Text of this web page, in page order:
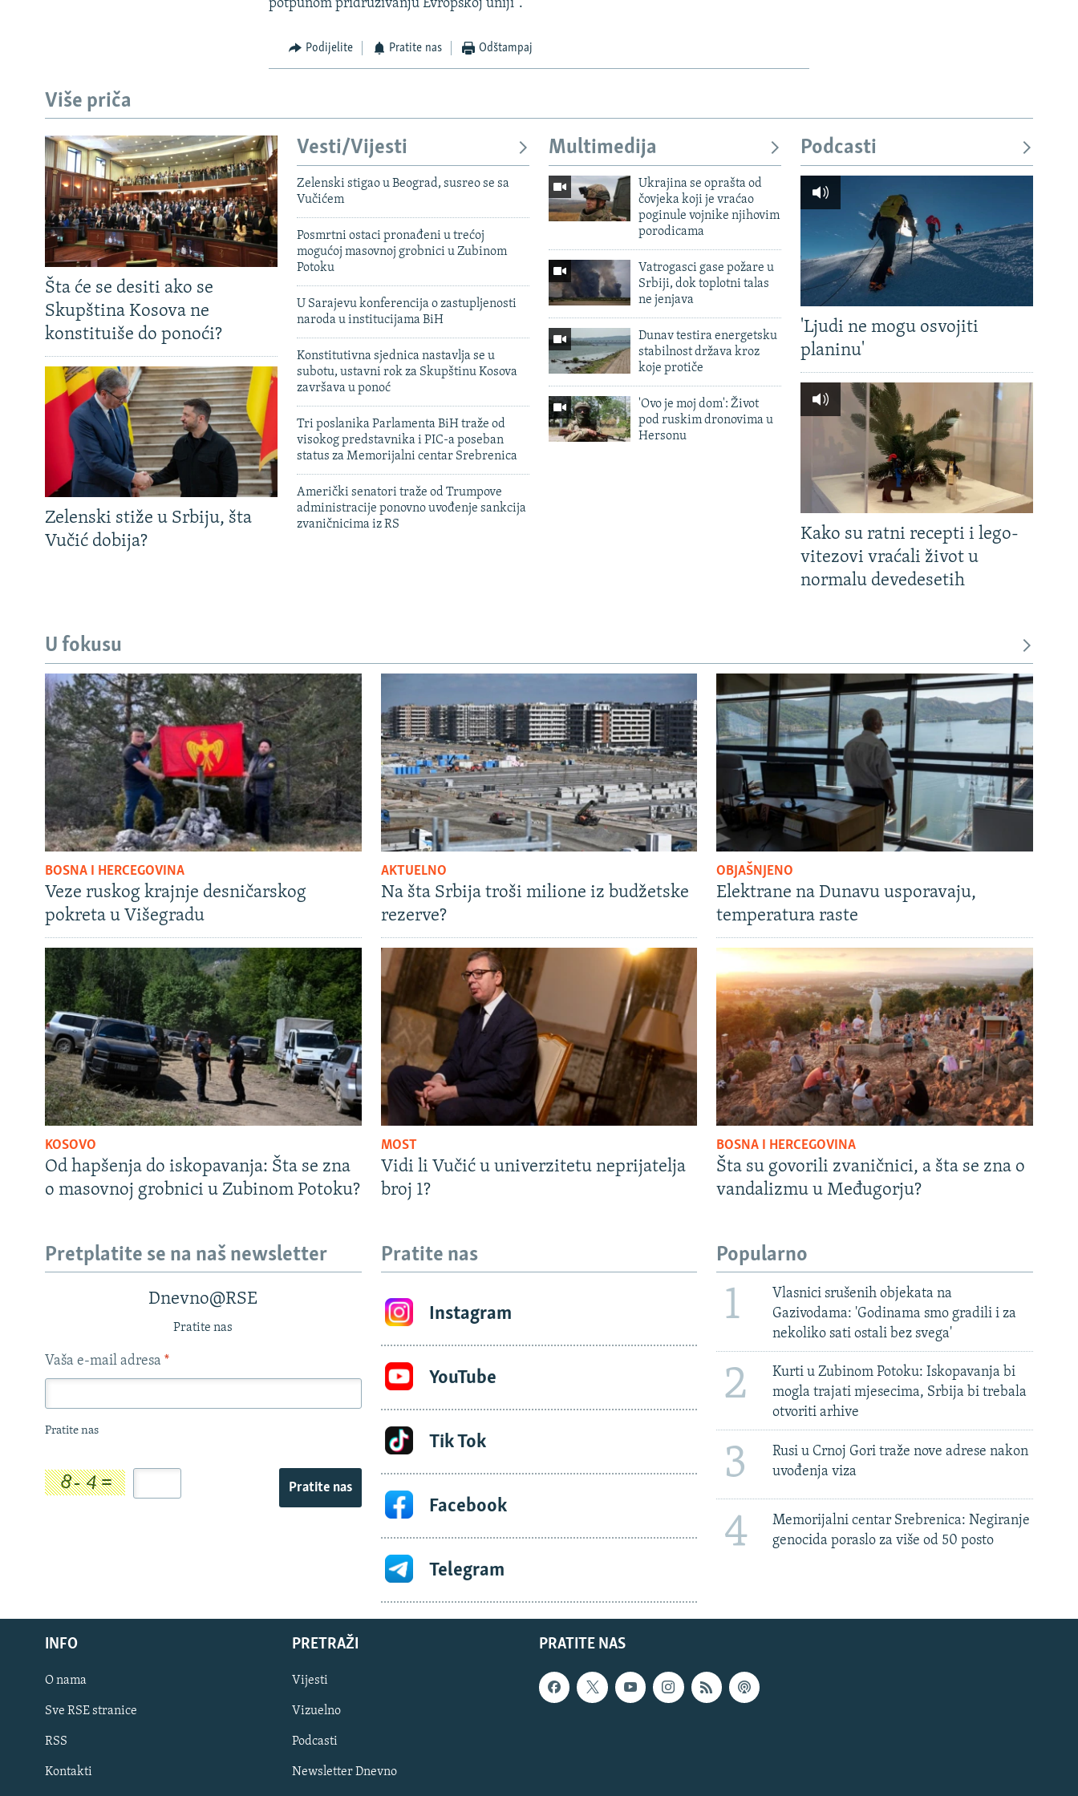
VIŠE OD NASLOVA
GENOCID U SREBRENICI
POPLAVE I KLIZIŠTA U BIH 2024.
TV LIBERTY
POST SCRIPTUM
MOJA EVROPA
TRI DECENIJE OD RATA U BIH
SVE KARTE DEJTONA
NASTANAK I RASPAD JUGOSLAVIJE
potpunom pridruživanju Evropskoj uniji".
Podijelite Pratite nas Odštampaj
Više priča
Šta će se desiti ako se
Skupština Kosova ne
konstituiše do ponoći?
Zelenski stiže u Srbiju, šta
Vučić dobija?
Vesti/Vijesti
Zelenski stigao u Beograd, susreo se sa
Vučićem
Posmrtni ostaci pronađeni u trećoj
mogućoj masovnoj grobnici u Zubinom
Potoku
U Sarajevu konferencija o zastupljenosti
naroda u institucijama BiH
Konstitutivna sjednica nastavlja se u
subotu, ustavni rok za Skupštinu Kosova
završava u ponoć
Tri poslanika Parlamenta BiH traže od
visokog predstavnika i PIC-a poseban
status za Memorijalni centar Srebrenica
Američki senatori traže od Trumpove
administracije ponovno uvođenje sankcija
zvaničnicima iz RS
Multimedija
Ukrajina se oprašta od
čovjeka koji je vraćao
poginule vojnike njihovim
porodicama
Vatrogasci gase požare u
Srbiji, dok toplotni talas
ne jenjava
Dunav testira energetsku
stabilnost država kroz
koje protiče
'Ovo je moj dom': Život
pod ruskim dronovima u
Hersonu
Podcasti
'Ljudi ne mogu osvojiti
planinu'
Kako su ratni recepti i lego-
vitezovi vraćali život u
normalu devedesetih
U fokusu
BOSNA I HERCEGOVINA
Veze ruskog krajnje desničarskog
pokreta u Višegradu
AKTUELNO
Na šta Srbija troši milione iz budžetske
rezerve?
OBJAŠNJENO
Elektrane na Dunavu usporavaju,
temperatura raste
KOSOVO
Od hapšenja do iskopavanja: Šta se zna
o masovnoj grobnici u Zubinom Potoku?
MOST
Vidi li Vučić u univerzitetu neprijatelja
broj 1?
BOSNA I HERCEGOVINA
Šta su govorili zvaničnici, a šta se zna o
vandalizmu u Međugorju?
Pretplatite se na naš newsletter
Dnevno@RSE
Pratite nas
Vaša e-mail adresa *
Pratite nas
Pratite nas
Pratite nas
Instagram
YouTube
Tik Tok
Facebook
Telegram
Popularno
1
Vlasnici srušenih objekata na
Gazivodama: 'Godinama smo gradili i za
nekoliko sati ostali bez svega'
2
Kurti u Zubinom Potoku: Iskopavanja bi
mogla trajati mjesecima, Srbija bi trebala
otvoriti arhive
3
Rusi u Crnoj Gori traže nove adrese nakon
uvođenja viza
4
Memorijalni centar Srebrenica: Negiranje
genocida poraslo za više od 50 posto
PRATITE NAS
INFO
O nama
Sve RSE stranice
RSS
Kontakti
PRETRAŽI
Vijesti
Vizuelno
Podcasti
Newsletter Dnevno